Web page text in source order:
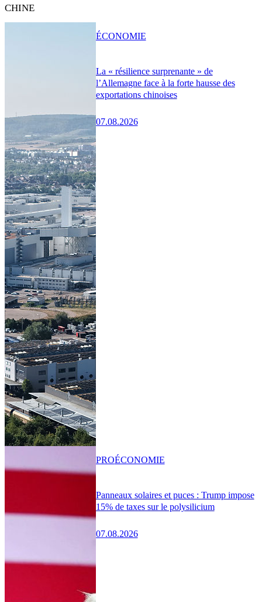
CHINE
La « résilience surprenante » de
l’Allemagne face à la forte hausse des
exportations chinoises
07.08.2026
ÉCONOMIE
Panneaux solaires et puces : Trump impose
15% de taxes sur le polysilicium
07.08.2026
PROÉCONOMIE